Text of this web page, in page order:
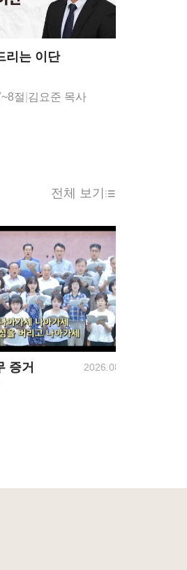
리는 이단
절 김요준 목사
전체 보기
증거
2026.08.02